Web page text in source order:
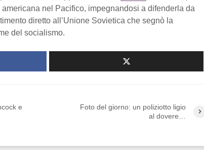
nel Pacifico, impegnandosi a difenderla da
diretto all’Unione Sovietica che segnò la
del socialismo.
e
Foto del giorno: un poliziotto ligio
al dovere…